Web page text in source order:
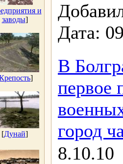
и
заводы]
]
[Дунай]
Дата:
В
первое
город
8.10.10